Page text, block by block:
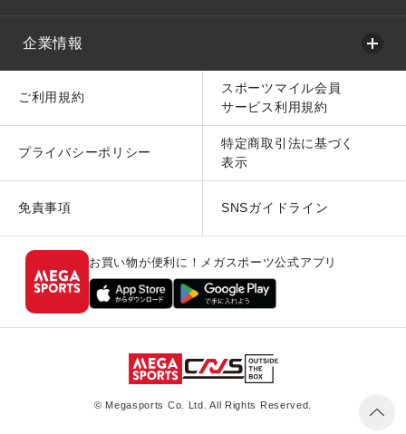
企業情報
ご利用規約
スポーツマイル会員
サービス利用規約
プライバシーポリシー
特定商取引法に基づく
表示
免責事項 SNSガイドライン
お買い物が便利に！メガスポーツ公式アプリ
© Megasports Co. Ltd. All Rights Reserved.